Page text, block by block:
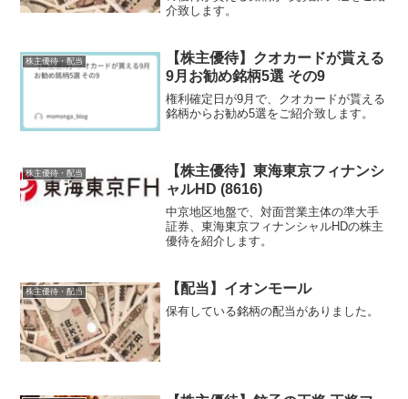
介致します。
株主優待・配当
【株主優待】クオカードが貰える
9月お勧め銘柄5選 その9
権利確定日が9月で、クオカードが貰える
銘柄からお勧め5選をご紹介致します。
株主優待・配当
【株主優待】東海東京フィナンシ
ャルHD (8616)
中京地区地盤で、対面営業主体の準大手
証券、東海東京フィナンシャルHDの株主
優待を紹介します。
株主優待・配当 【配当】イオンモール
保有している銘柄の配当がありました。